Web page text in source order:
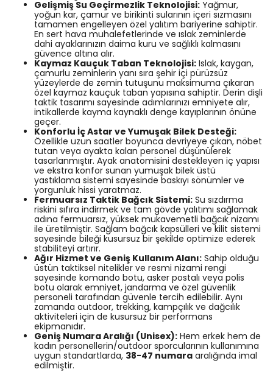
Gelişmiş Su Geçirmezlik Teknolojisi: Yağmur,
yoğun kar, çamur ve birikinti sularının içeri sızmasını
tamamen engelleyen özel yalıtım bariyerine sahiptir.
En sert hava muhalefetlerinde ve ıslak zeminlerde
dahi ayaklarınızın daima kuru ve sağlıklı kalmasını
güvence altına alır.
Kaymaz Kauçuk Taban Teknolojisi: Islak, kaygan,
çamurlu zeminlerin yanı sıra şehir içi pürüzsüz
yüzeylerde de zemin tutuşunu maksimuma çıkaran
özel kaymaz kauçuk taban yapısına sahiptir. Derin dişli
taktik tasarımı sayesinde adımlarınızı emniyete alır,
intikallerde kayma kaynaklı denge kayıplarının önüne
geçer.
Konforlu İç Astar ve Yumuşak Bilek Desteği:
Özellikle uzun saatler boyunca devriyeye çıkan, nöbet
tutan veya ayakta kalan personel düşünülerek
tasarlanmıştır. Ayak anatomisini destekleyen iç yapısı
ve ekstra konfor sunan yumuşak bilek üstü
yastıklama sistemi sayesinde baskıyı sönümler ve
yorgunluk hissi yaratmaz.
Fermuarsız Taktik Bağcık Sistemi: Su sızdırma
riskini sıfıra indirmek ve tam gövde yalıtımı sağlamak
adına fermuarsız, yüksek mukavemetli bağcık nizamı
ile üretilmiştir. Sağlam bağcık kapsülleri ve kilit sistemi
sayesinde bileği kusursuz bir şekilde optimize ederek
stabiliteyi artırır.
Ağır Hizmet ve Geniş Kullanım Alanı: Sahip olduğu
üstün taktiksel nitelikler ve resmi nizami rengi
sayesinde komando botu, asker postalı veya polis
botu olarak emniyet, jandarma ve özel güvenlik
personeli tarafından güvenle tercih edilebilir. Aynı
zamanda outdoor, trekking, kampçılık ve dağcılık
aktiviteleri için de kusursuz bir performans
ekipmanıdır.
Geniş Numara Aralığı (Unisex): Hem erkek hem de
kadın personellerin/outdoor sporcularının kullanımına
uygun standartlarda, 38-47 numara aralığında imal
edilmiştir.